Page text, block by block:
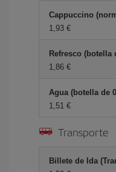
Cappuccino
1,93 €
Refresco (botella
1,86 €
Agua (botella de
1,51 €
Transporte
Billete de Ida